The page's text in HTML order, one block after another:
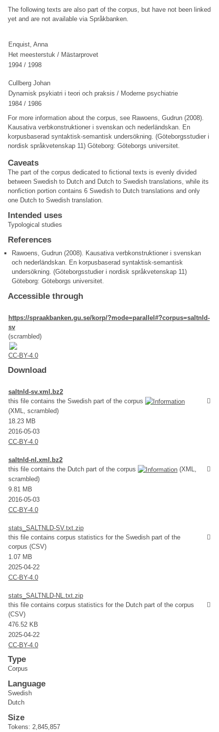
The following texts are also part of the corpus, but have not been linked
yet and are not available via Språkbanken.
Enquist, Anna
Het meesterstuk / Mästarprovet
1994 / 1998
Cullberg Johan
Dynamisk psykiatri i teori och praksis / Moderne psychiatrie
1984 / 1986
For more information about the corpus, see Rawoens, Gudrun (2008).
Kausativa verbkonstruktioner i svenskan och nederländskan. En
korpusbaserad syntaktisk-semantisk undersökning. (Göteborgsstudier i
nordisk språkvetenskap 11) Göteborg: Göteborgs universitet.
Caveats
The part of the corpus dedicated to fictional texts is evenly divided
between Swedish to Dutch and Dutch to Swedish translations, while its
nonfiction portion contains 6 Swedish to Dutch translations and only
one Dutch to Swedish translation.
Intended uses
Typological studies
References
Rawoens, Gudrun (2008). Kausativa verbkonstruktioner i svenskan
och nederländskan. En korpusbaserad syntaktisk-semantisk
undersökning. (Göteborgsstudier i nordisk språkvetenskap 11)
Göteborg: Göteborgs universitet.
Accessible through
https://spraakbanken.gu.se/korp/?mode=parallel#?corpus=saltnld-
sv
(scrambled)
CC-BY-4.0
Download
saltnld-sv.xml.bz2
this file contains the Swedish part of the corpus
(XML, scrambled)
18.23 MB
2016-05-03
CC-BY-4.0
saltnld-nl.xml.bz2
this file contains the Dutch part of the corpus
(XML,
scrambled)
9.81 MB
2016-05-03
CC-BY-4.0
stats_SALTNLD-SV.txt.zip
this file contains corpus statistics for the Swedish part of the
corpus (CSV)
1.07 MB
2025-04-22
CC-BY-4.0
stats_SALTNLD-NL.txt.zip
this file contains corpus statistics for the Dutch part of the corpus
(CSV)
476.52 KB
2025-04-22
CC-BY-4.0
Type
Corpus
Language
Swedish
Dutch
Size
Tokens: 2,845,857